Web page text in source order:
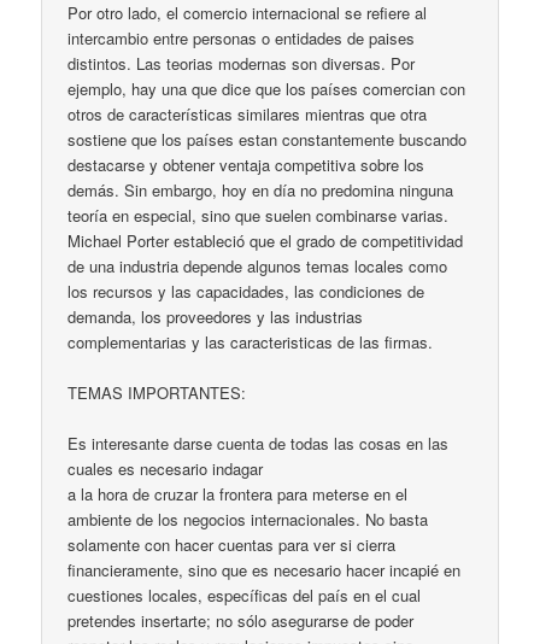
Por otro lado, el comercio internacional se refiere al
intercambio entre personas o entidades de paises
distintos. Las teorias modernas son diversas. Por
ejemplo, hay una que dice que los países comercian con
otros de características similares mientras que otra
sostiene que los países estan constantemente buscando
destacarse y obtener ventaja competitiva sobre los
demás. Sin embargo, hoy en día no predomina ninguna
teoría en especial, sino que suelen combinarse varias.
Michael Porter estableció que el grado de competitividad
de una industria depende algunos temas locales como
los recursos y las capacidades, las condiciones de
demanda, los proveedores y las industrias
complementarias y las caracteristicas de las firmas.
TEMAS IMPORTANTES:
Es interesante darse cuenta de todas las cosas en las
cuales es necesario indagar
a la hora de cruzar la frontera para meterse en el
ambiente de los negocios internacionales. No basta
solamente con hacer cuentas para ver si cierra
financieramente, sino que es necesario hacer incapié en
cuestiones locales, específicas del país en el cual
pretendes insertarte; no sólo asegurarse de poder